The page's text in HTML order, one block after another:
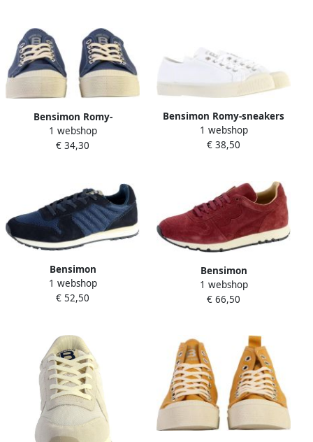
Bensimon Romy-
tennisschoenen met veters
1 webshop
€ 34,30
Bensimon Romy-sneakers
met veters
1 webshop
€ 38,50
Bensimon
Hardloopschoenen H15258
1 webshop
€ 52,50
Bensimon
hardloopschoenen
1 webshop
€ 66,50